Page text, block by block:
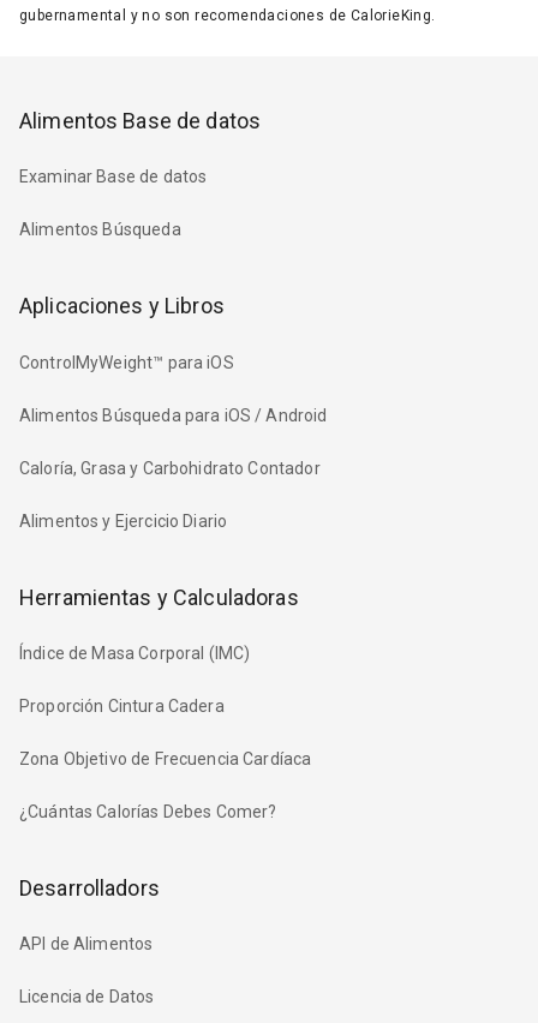
gubernamental y no son recomendaciones de CalorieKing.
Alimentos Base de datos
Examinar Base de datos
Alimentos Búsqueda
Aplicaciones y Libros
ControlMyWeight™ para iOS
Alimentos Búsqueda para iOS / Android
Caloría, Grasa y Carbohidrato Contador
Alimentos y Ejercicio Diario
Herramientas y Calculadoras
Índice de Masa Corporal (IMC)
Proporción Cintura Cadera
Zona Objetivo de Frecuencia Cardíaca
¿Cuántas Calorías Debes Comer?
Desarrolladors
API de Alimentos
Licencia de Datos